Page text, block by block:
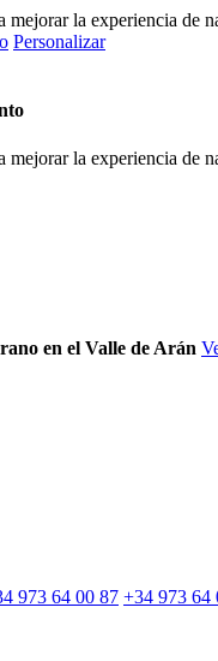
la experiencia de
Personalizar
la experiencia de
en el Valle de Arán
+34 973 64